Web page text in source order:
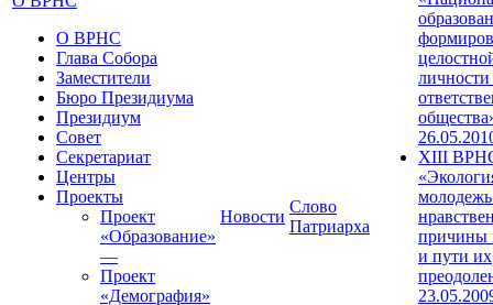
О ВРНС
Глава Собора
Заместители
Бюро Президиума
Президиум
Совет
Секретариат
Центры
Проекты
Проект
«Образование»
—
Проект
«Демография»
Новости
Слово
Патриарха
XIII
причины
и пути их